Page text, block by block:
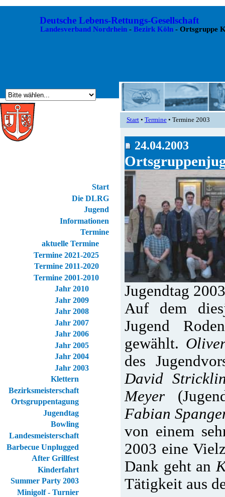
Deutsche Lebens-Rettungs-Gesellschaft
Landesverband Nordrhein- Bezirk Köln- Ortsgruppe
Start
Die DLRG
Jugend
Informationen
Termine
aktuelle Termine
Termine 2021-2025
Termine 2011-2020
Termine 2001-2010
Jahr 2010
Jahr 2009
Jahr 2008
Jahr 2007
Jahr 2006
Jahr 2005
Jahr 2004
Jahr 2003
Klettern
Bezirksmeisterschaft
Ortsgruppentagung
Jugendtag
Bowling
Landesmeisterschaft
Barbecue Unplugged
After Grillfest
Kinderfahrt
Summer Party 2003
Minigolf - Turnier
Start• Termine• Termine 2003
24.04.2003
Jugendtag 2003
Auf dem
Jugend
gewählt.
des
David
Meyer
Fabian
von einem
2003 eine
Dank geht an
Tätigkeit aus